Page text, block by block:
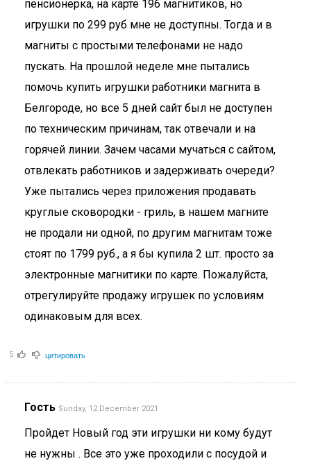
пенсионерка, на карте 196 магнитиков, но
игрушки по 299 руб мне не доступны. Тогда и в
магниты с простыми телефонами не надо
пускать. На прошлой неделе мне пытались
помочь купить игрушки работники магнита в
Белгороде, но все 5 дней сайт был не доступен
по техническим причинам, так отвечали и на
горячей линии. Зачем часами мучаться с сайтом,
отвлекать работников и задерживать очереди?
Уже пытались через приложения продавать
круглые сковородки - гриль, в нашем магните
не продали ни одной, по другим магнитам тоже
стоят по 1799 руб., а я бы купила 2 шт. просто за
электронные магнитики по карте. Пожалуйста,
отрегулируйте продажу игрушек по условиям
одинаковым для всех.
5 цитировать
Гость Sunday, 12 December 2021
Пройдет Новый год эти игрушки ни кому будут
не нужны . Все это уже проходили с посудой и